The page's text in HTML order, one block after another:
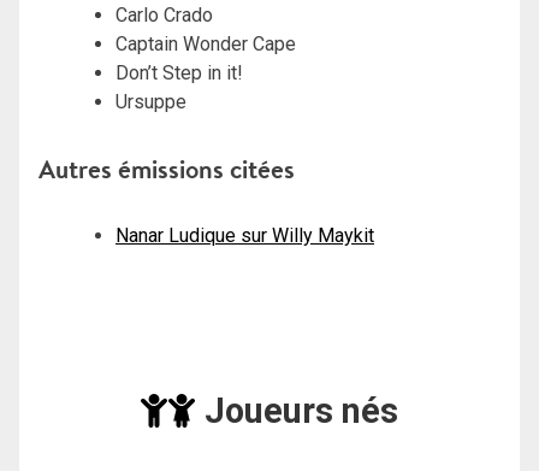
Carlo Crado
Captain Wonder Cape
Don’t Step in it!
Ursuppe
Autres émissions citées
Nanar Ludique sur Willy Maykit
Joueurs nés